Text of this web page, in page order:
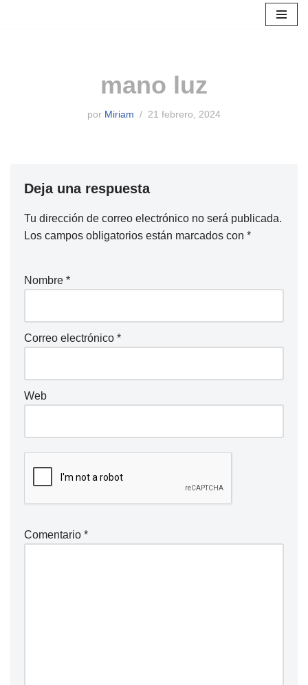
mano luz
por Miriam 21 febrero, 2024
Deja una respuesta
Tu dirección de correo electrónico no será publicada.
Los campos obligatorios están marcados con *
Nombre *
Correo electrónico *
Web
Comentario *